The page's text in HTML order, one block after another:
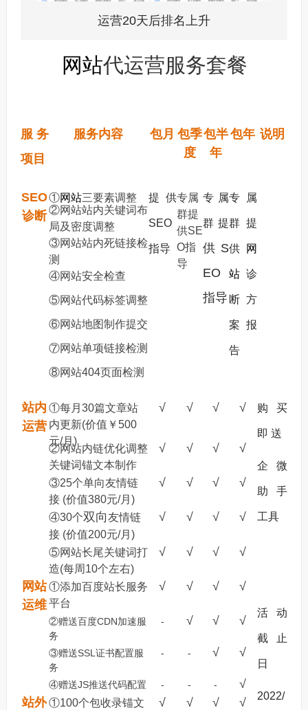
运营20天后排名上升
网站代运营服务套餐
服务
项目
服务内容 包月 包季
度
包半
年
包年 说明
SEO
诊断
①网站三要素调整 提供
SEO
指导
专属
群提
供SE
O指
导
专属
群提
供S
EO
指导
专属
群提
供 网
站 诊
断方
案报
告
②网站站内关键词布
局及密度调整
③网站站内死链接检
测
④网站安全检查
⑤网站代码标签调整
⑥网站地图制作提交
⑦网站单项链接检测
⑧网站404页面检测
站内
运营
①每月30篇文章站
内更新(价值￥500
元/月)
√ √ √ √ 购 买
即 送
企微
助手
工具
活 动
截 止
日
2022/
②网站内链优化调整
关键词锚文本制作
√ √ √ √
③25个单向友情链
接 (价值380元/月)
√ √ √ √
④30个双向友情链
接 (价值200元/月)
√ √ √ √
⑤网站长尾关键词打
造(每周10个左右)
√ √ √ √
网站
运维
①添加百度站长服务
平台
√ √ √ √
②赠送百度CDN加速服
务
- √ √ √
③赠送SSL证书配置服
务
- - √ √
④赠送JS推送代码配置 - - -
√
站外①100个包收录锚文
√ √ √ √